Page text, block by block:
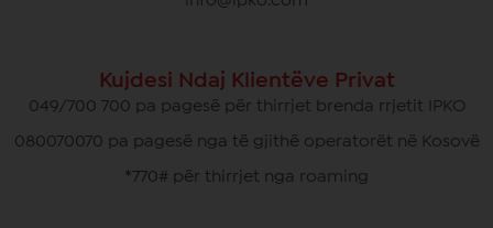
Kujdesi Ndaj Klientëve Privat
049/700 700 pa pagesë për thirrjet brenda rrjetit IPKO
080070070 pa pagesë nga të gjithë operatorët në Kosovë
*770# për thirrjet nga roaming